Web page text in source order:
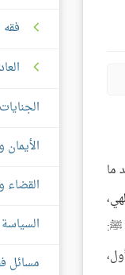
ما
ﷺ:
فقه
الأيمان
القضاء
مسائل